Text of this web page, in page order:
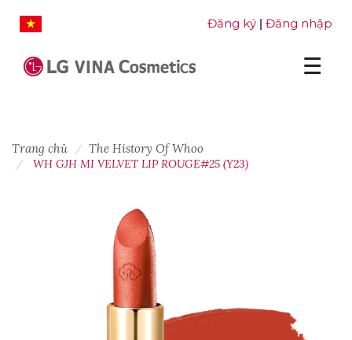
Đăng ký | Đăng nhập
Trang chủ The History Of Whoo
WH GJH MI VELVET LIP ROUGE#25 (Y23)